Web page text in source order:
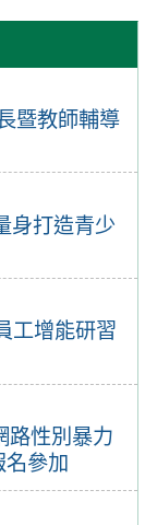
暨教師輔導
身打造青少
工增能研習
路性別暴力
名參加